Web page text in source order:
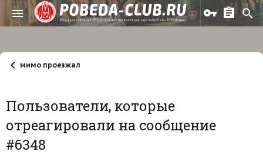
мимо проезжал
Пользователи, которые
отреагировали на сообщение
#6348